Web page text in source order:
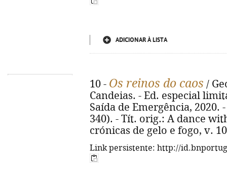
ADICIONAR À LISTA
10 - Os reinos do caos /
Candeias. - Ed. especial
Saída de Emergência, 2020.
340). - Tít. orig.: A dance
crónicas de gelo e fogo, v.
Link persistente: http://